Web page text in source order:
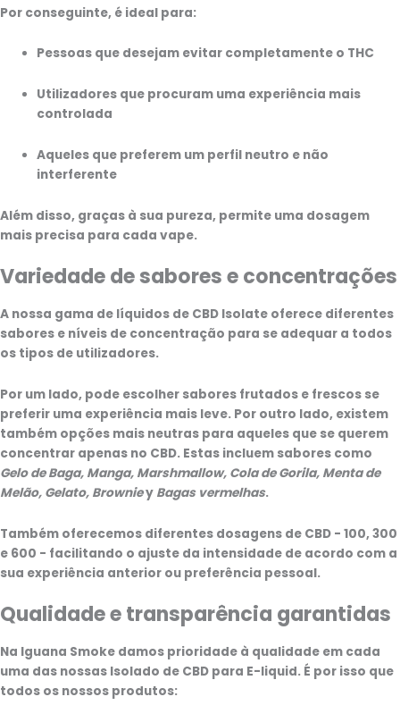
Por conseguinte, é ideal para:
Pessoas que desejam evitar completamente o THC
Utilizadores que procuram uma experiência mais
controlada
Aqueles que preferem um perfil neutro e não
interferente
Além disso, graças à sua pureza, permite uma dosagem
mais precisa para cada vape.
Variedade de sabores e concentrações
A nossa gama de líquidos de CBD Isolate oferece diferentes
sabores e níveis de concentração para se adequar a todos
os tipos de utilizadores.
Por um lado, pode escolher sabores frutados e frescos se
preferir uma experiência mais leve. Por outro lado, existem
também opções mais neutras para aqueles que se querem
concentrar apenas no CBD. Estas incluem sabores como
Gelo de Baga, Manga, Marshmallow, Cola de Gorila, Menta de
Melão, Gelato, Browniey Bagas vermelhas.
Também oferecemos diferentes dosagens de CBD - 100, 300
e 600 - facilitando o ajuste da intensidade de acordo com a
sua experiência anterior ou preferência pessoal.
Qualidade e transparência garantidas
Na Iguana Smoke damos prioridade à qualidade em cada
uma das nossas Isolado de CBD para E-liquid. É por isso que
todos os nossos produtos: